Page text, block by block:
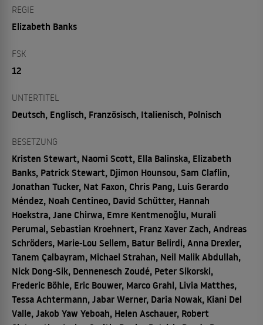
REGIE
Elizabeth Banks
FSK
12
UNTERTITEL
Deutsch, Englisch, Französisch, Italienisch, Polnisch
BESETZUNG
Kristen Stewart, Naomi Scott, Ella Balinska, Elizabeth
Banks, Patrick Stewart, Djimon Hounsou, Sam Claflin,
Jonathan Tucker, Nat Faxon, Chris Pang, Luis Gerardo
Méndez, Noah Centineo, David Schütter, Hannah
Hoekstra, Jane Chirwa, Emre Kentmenoğlu, Murali
Perumal, Sebastian Kroehnert, Franz Xaver Zach, Andreas
Schröders, Marie-Lou Sellem, Batur Belirdi, Anna Drexler,
Tanem Çalbayram, Michael Strahan, Neil Malik Abdullah,
Nick Dong-Sik, Dennenesch Zoudé, Peter Sikorski,
Frederic Böhle, Eric Bouwer, Marco Grahl, Livia Matthes,
Tessa Achtermann, Jabar Werner, Daria Nowak, Kiani Del
Valle, Jakob Yaw Yeboah, Helen Aschauer, Robert